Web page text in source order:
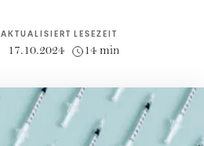
AKTUALISIERT
17.10.2024
LESEZEIT
14 min